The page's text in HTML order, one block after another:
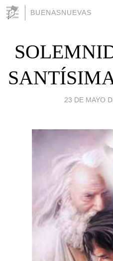
BUENASNUEVAS
23 DE MAYO